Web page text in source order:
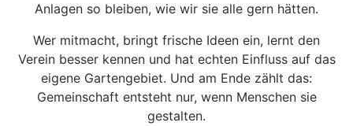
Anlagen so bleiben, wie wir sie alle gern hätten.
Wer mitmacht, bringt frische Ideen ein, lernt den
Verein besser kennen und hat echten Einfluss auf das
eigene Gartengebiet. Und am Ende zählt das:
Gemeinschaft entsteht nur, wenn Menschen sie
gestalten.